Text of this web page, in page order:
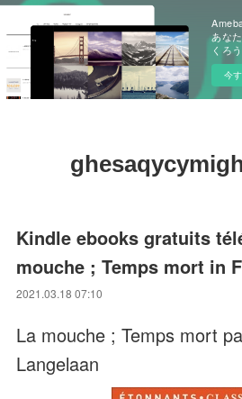
あな
くろう
今
Kindle ebooks gratuits
mouche ; Temps mort in
2021.03.18 07:10
La mouche ; Temps mort
Langelaan